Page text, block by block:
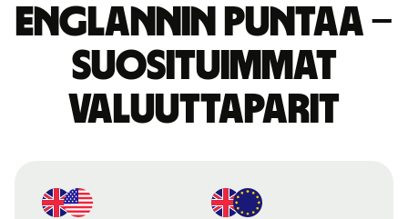
Englannin puntaa –
suosituimmat
valuuttaparit